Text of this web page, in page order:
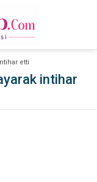
etti
intihar